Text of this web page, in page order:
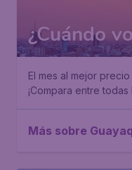
¿Cuándo
El mes al mejor
¡Compara entre
Más sobre